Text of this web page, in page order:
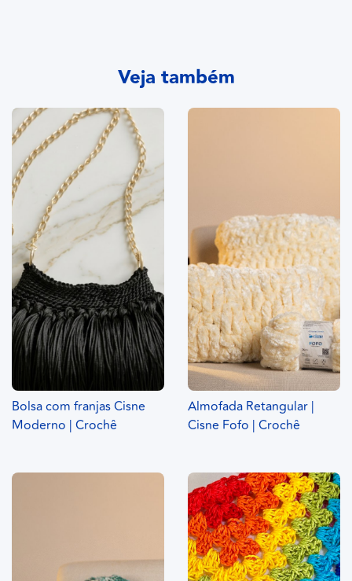
Veja também
Bolsa com franjas Cisne
Moderno | Crochê
Almofada Retangular |
Cisne Fofo | Crochê